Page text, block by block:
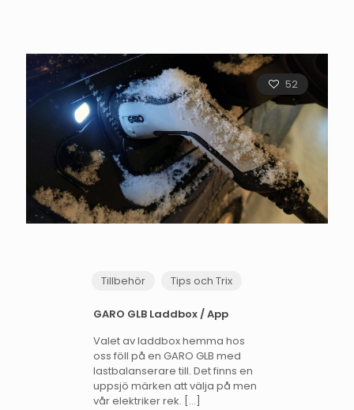
52
Tillbehör Tips och Trix
GARO GLB Laddbox / App
Valet av laddbox hemma hos
oss föll på en GARO GLB med
lastbalanserare till. Det finns en
uppsjö märken att välja på men
vår elektriker rek. […]